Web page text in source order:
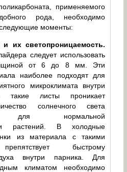
применяемого
рода, необходимо
моменты:
их светопроницаемость.
следует использовать
от 6 до 8 мм. Эти
наиболее подходят для
микроклимата внутри
такие листы проникает
солнечного света
для нормальной
растений. В холодные
из материала с такими
быстрому
внутри парника. Для
климатом необходимо